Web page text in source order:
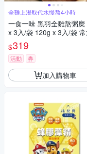
全雞上湯取代水慢熬4小時
一食一味 黑羽全雞熬粥糜
x 3入/袋 120g x 3入/袋 常
輕食粥/寶寶粥/副食品
$319
活動 券
加入購物車